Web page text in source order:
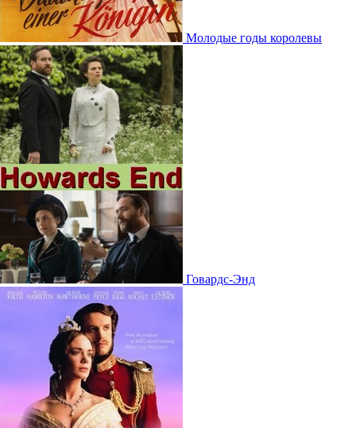
Молодые годы королевы
Говардс-Энд